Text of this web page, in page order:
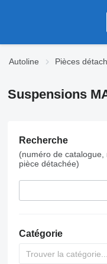
Autoline Pièces
Suspensions
Recherche
(numéro de catalogue,
pièce détachée)
Catégorie